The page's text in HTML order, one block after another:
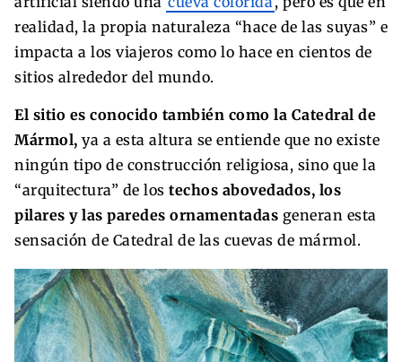
realidad, la propia naturaleza “hace de las suyas” e
impacta a los viajeros como lo hace en cientos de
sitios alrededor del mundo.
El sitio es conocido también como la Catedral de
Mármol, ya a esta altura se entiende que no existe
ningún tipo de construcción religiosa, sino que la
“arquitectura” de los techos abovedados, los
pilares y las paredes ornamentadas generan esta
sensación de Catedral de las cuevas de mármol.